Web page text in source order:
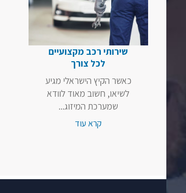
שירותי רכב מקצועיים
לכל צורך
כאשר הקיץ הישראלי מגיע
לשיאו, חשוב מאוד לוודא
שמערכת המיזוג...
קרא עוד